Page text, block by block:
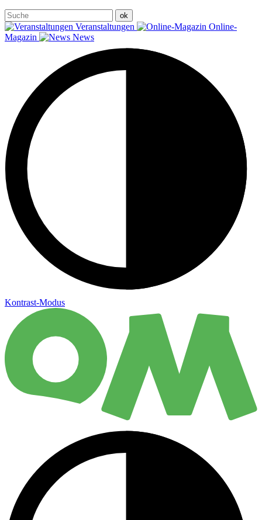
Veranstaltungen
Online-
Magazin
News
Kontrast-Modus